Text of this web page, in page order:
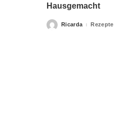
Hausgemacht
PostedRicarda Rezepte